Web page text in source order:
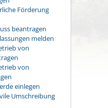
Förderung
beantragen
melden
von
von
einlegen
Umschreibung